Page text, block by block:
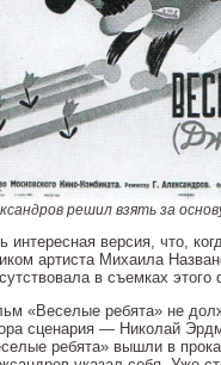
решил взять за
интересная версия, что,
артиста Михаила
в съемках
«Веселые ребята» не
сценария — Николай
ребята» вышли в